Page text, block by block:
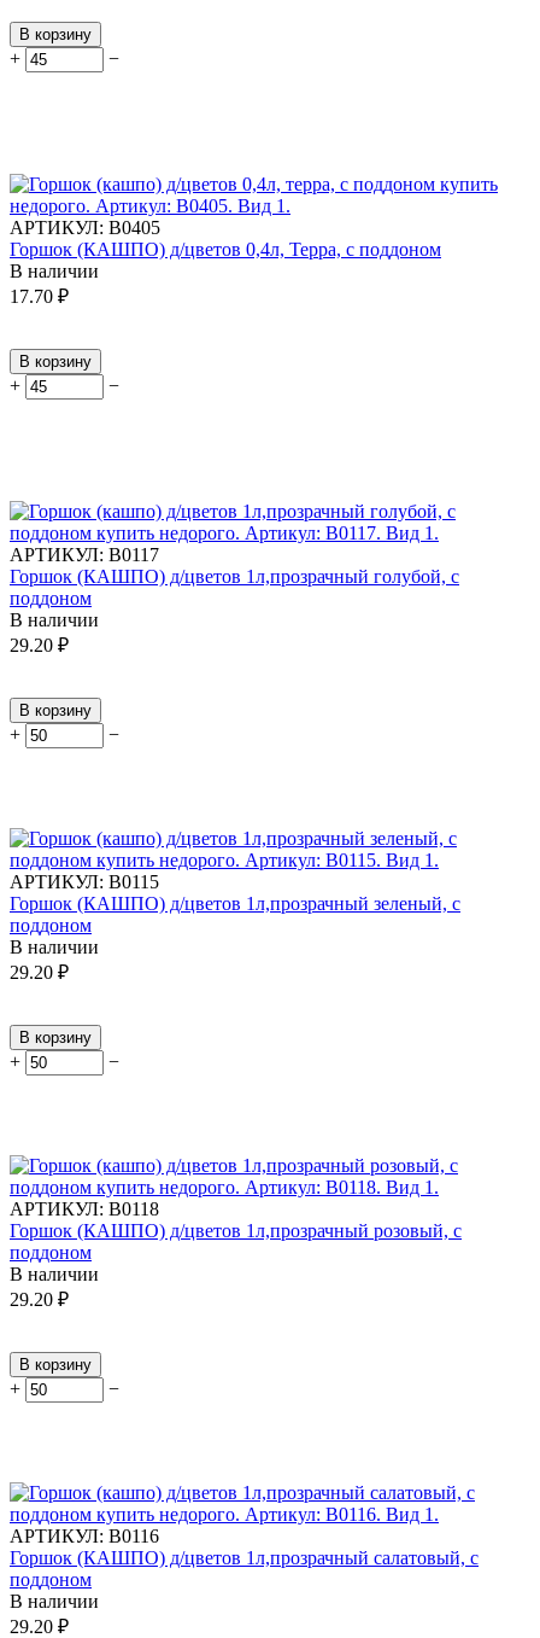
В корзину
+ −
АРТИКУЛ: В0405
Горшок (КАШПО) д/цветов 0,4л, Терра, с поддоном
В наличии
17.70 ₽
В корзину
+ −
АРТИКУЛ: В0117
Горшок (КАШПО) д/цветов 1л,прозрачный голубой, с
поддоном
В наличии
29.20 ₽
В корзину
+ −
АРТИКУЛ: В0115
Горшок (КАШПО) д/цветов 1л,прозрачный зеленый, с
поддоном
В наличии
29.20 ₽
В корзину
+ −
АРТИКУЛ: В0118
Горшок (КАШПО) д/цветов 1л,прозрачный розовый, с
поддоном
В наличии
29.20 ₽
В корзину
+ −
АРТИКУЛ: В0116
Горшок (КАШПО) д/цветов 1л,прозрачный салатовый, с
поддоном
В наличии
29.20 ₽